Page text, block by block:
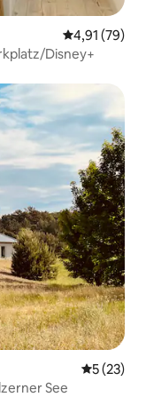
Priemerné
4,91 (79)
Disney+
5 (23)
See